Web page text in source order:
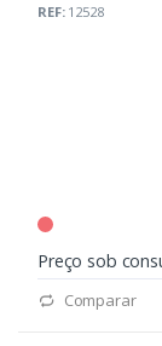
REF:12528
Preço sob
Comparar